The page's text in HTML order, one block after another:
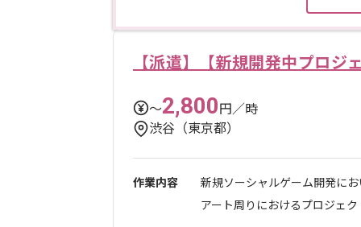
【派遣】【新規開発中プロジ
〜2,800円／時
渋谷（東京都）
作業内容
新規ソーシャルゲーム開発にお
アート周りにおけるプロジェク